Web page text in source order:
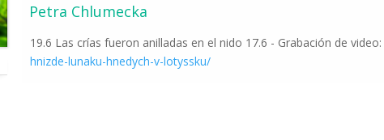
Petra Chlumecka
19.6 Las crías fueron anilladas en el nido 17.6 - Grabación de video:
hnizde-lunaku-hnedych-v-lotyssku/